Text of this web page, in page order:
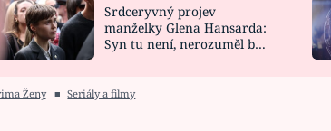
CELEBRITY
VAŘENÍ
Srdceryvný projev
manželky Glena Hansarda:
Syn tu není, nerozuměl by
Ženy ■ Seriály a filmy